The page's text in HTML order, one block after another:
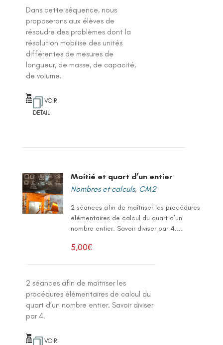
Dans cette séquence, nous
proposerons aux élèves de
résoudre des problèmes dont la
résolution mobilise des unités
différentes de mesures de
longueur, de masse, de capacité,
de volume.
VOIR
DETAIL
Moitié et quart d’un entier
Nombres et calculs, CM2
2 séances afin de maîtriser les procédures
élémentaires de calcul du quart d’un
nombre entier. Savoir diviser par 4....
5,00€
2 séances afin de maîtriser les
procédures élémentaires de calcul du
quart d’un nombre entier. Savoir diviser
par 4.
VOIR